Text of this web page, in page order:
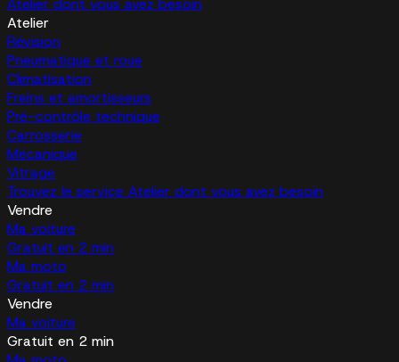
Atelier dont vous avez besoin
Atelier
Révision
Pneumatique et roue
Climatisation
Freins et amortisseurs
Pré-contrôle technique
Carrosserie
Mécanique
Vitrage
Trouvez le service Atelier dont vous avez besoin
Vendre
Ma voiture
Gratuit en 2 min
Ma moto
Gratuit en 2 min
Vendre
Ma voiture
Gratuit en 2 min